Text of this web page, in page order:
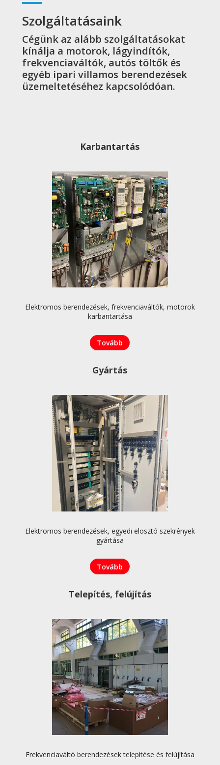
Szolgáltatásaink
Cégünk az alább szolgáltatásokat
kínálja a motorok, lágyindítók,
frekvenciaváltók, autós töltők és
egyéb ipari villamos berendezések
üzemeltetéséhez kapcsolódóan.
Karbantartás
Elektromos berendezések, frekvenciaváltók, motorok
karbantartása
Tovább
Gyártás
Elektromos berendezések, egyedi elosztó szekrények
gyártása
Tovább
Telepítés, felújítás
Frekvenciaváltó berendezések telepítése és felújítása